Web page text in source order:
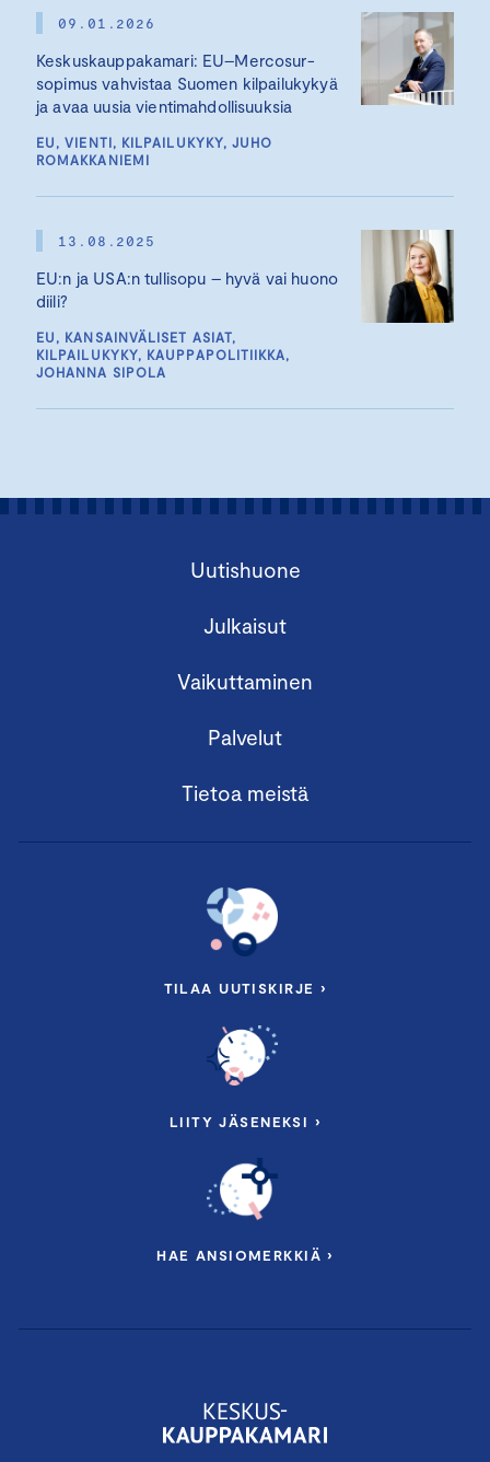
09.01.2026
Keskuskauppakamari: EU–Mercosur-
sopimus vahvistaa Suomen kilpailukykyä
ja avaa uusia vientimahdollisuuksia
EU, VIENTI, KILPAILUKYKY, JUHO
ROMAKKANIEMI
13.08.2025
EU:n ja USA:n tullisopu – hyvä vai huono
diili?
EU, KANSAINVÄLISET ASIAT,
KILPAILUKYKY, KAUPPAPOLITIIKKA,
JOHANNA SIPOLA
Uutishuone
Julkaisut
Vaikuttaminen
Palvelut
Tietoa meistä
TILAA UUTISKIRJE ›
LIITY JÄSENEKSI ›
HAE ANSIOMERKKIÄ ›